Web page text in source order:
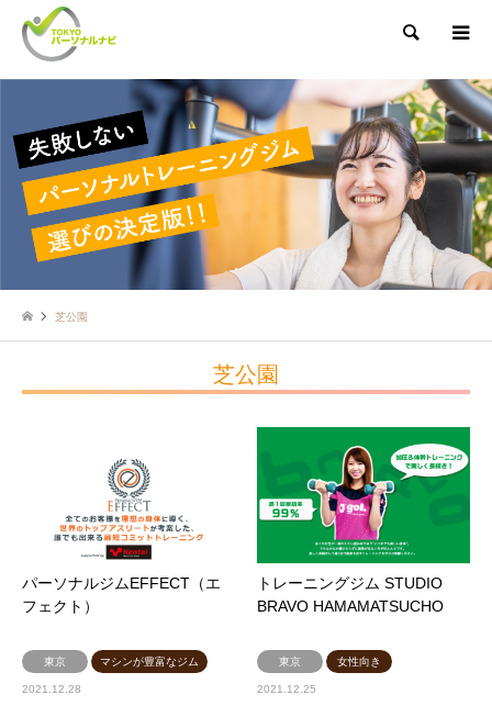
検索
芝公園
芝公園
パーソナルジムEFFECT（エ
フェクト）
東京 マシンが豊富なジム
2021.12.28
トレーニングジム STUDIO
BRAVO HAMAMATSUCHO
東京 女性向き
2021.12.25